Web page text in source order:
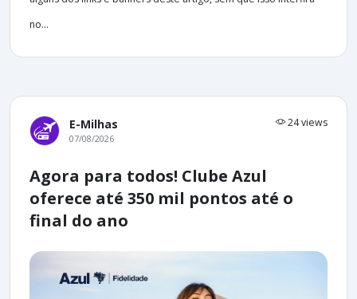
no...
E-Milhas 24 views
07/08/2026
Agora para todos! Clube Azul
oferece até 350 mil pontos até o
final do ano